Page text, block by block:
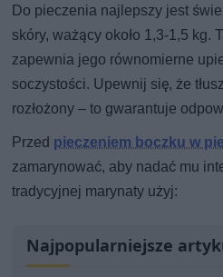
Do pieczenia najlepszy jest
skóry, ważący około 1,3-1,5 kg.
zapewnia jego równomierne
soczystości. Upewnij się, że
rozłożony – to gwarantuje
Przed pieczeniem boczku w
zamarynować, aby nadać mu
tradycyjnej marynaty użyj:
Najpopularniejsze